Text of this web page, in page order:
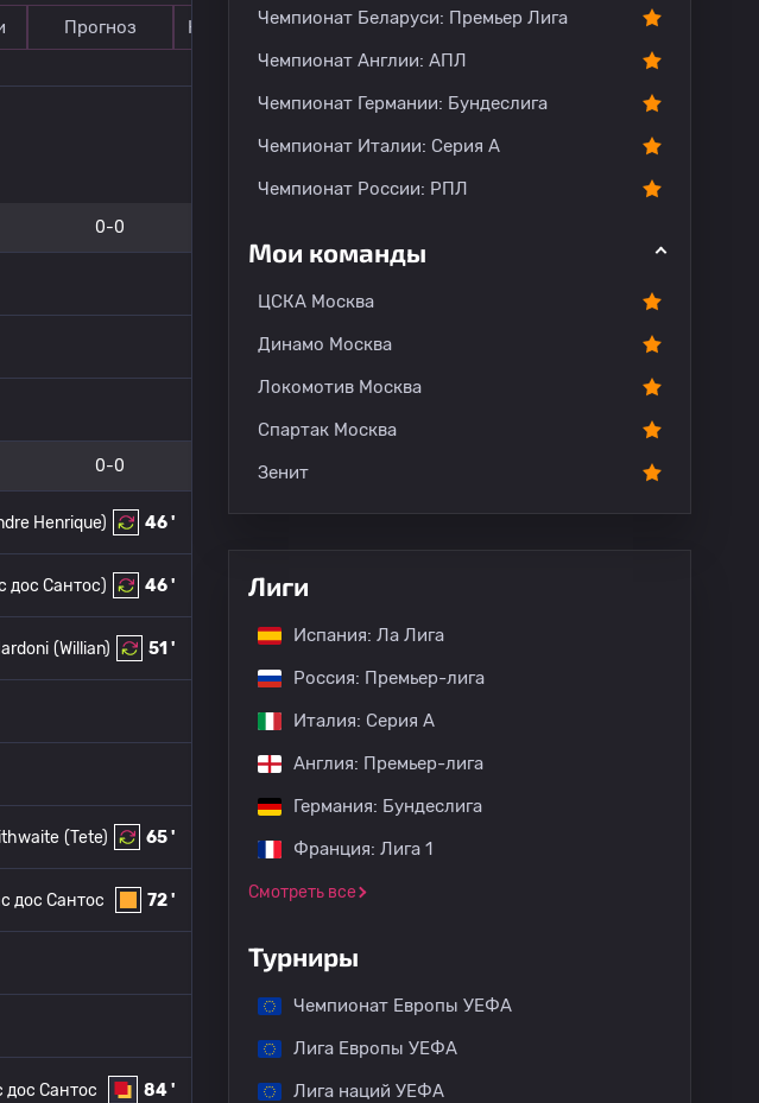
Прогноз Комментарии
0-0
0-0
46 '
Henrique)
46 '
дос Сантос)
51 '
(Willian)
65 '
(Tete)
72 '
дос Сантос
84 '
дос Сантос
Чемпионат Беларуси: Премьер Лига
Чемпионат Англии: АПЛ
Чемпионат Германии: Бундеслига
Чемпионат Италии: Серия А
Чемпионат России: РПЛ
Мои команды
ЦСКА Москва
Динамо Москва
Локомотив Москва
Спартак Москва
Зенит
Лиги
Испания: Ла Лига
Россия: Премьер-лига
Италия: Серия А
Англия: Премьер-лига
Германия: Бундеслига
Франция: Лига 1
Смотреть все
Турниры
Чемпионат Европы УЕФА
Лига Европы УЕФА
Лига наций УЕФА